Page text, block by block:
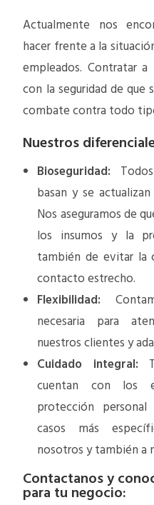
Actualmente nos
hacer frente a la
empleados. Contratar
con la seguridad de que
combate contra todo
Nuestros
Bioseguridad:
basan y se
Nos aseguramos de
los insumos y la
también de evitar la
contacto estrecho.
Flexibilidad:
necesaria para
nuestros clientes y
Cuidado integral:
cuentan con los
protección
casos más
nosotros y también a
Contactanos y
para tu negocio: